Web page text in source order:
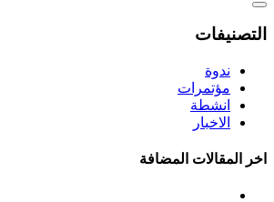
التصنيفات
ندوة
مؤتمرات
انشطة
الاخبار
اخر المقالات المضافة